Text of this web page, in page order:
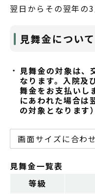
翌日からその翌年の
見舞金について
見舞金の対象は、
なります。入院及
舞金をお支払いし
にあわれた場合は
の対象となります）
画面サイズに合わ
見舞金一覧表
等級